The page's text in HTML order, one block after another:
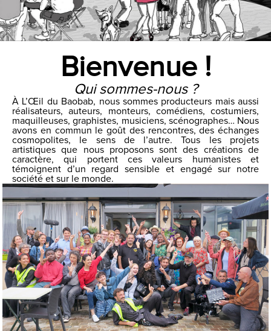
Bienvenue !
Qui sommes-nous ?
À L’Œil du Baobab, nous sommes producteurs mais aussi
réalisateurs, auteurs, monteurs, comédiens, costumiers,
maquilleuses, graphistes, musiciens, scénographes… Nous
avons en commun le goût des rencontres, des échanges
cosmopolites, le sens de l’autre. Tous les projets
artistiques que nous proposons sont des créations de
caractère, qui portent ces valeurs humanistes et
témoignent d’un regard sensible et engagé sur notre
société et sur le monde.